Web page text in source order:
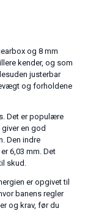
og 8 mm
kender, og som
justerbar
og forholdene
Det er populære
en god
Den indre
6,03 mm. Det
skud.
er opgivet til
banens regler
og krav, før du